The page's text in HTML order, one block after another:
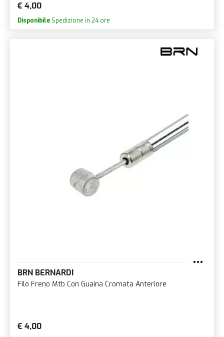
€ 4,00
Disponibile Spedizione in 24 ore
BRN BERNARDI
Filo Freno Mtb Con Guaina Cromata Anteriore
€ 4,00